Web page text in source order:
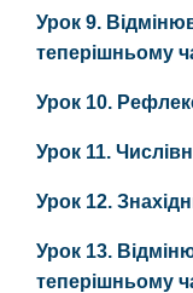
Урок 9.
теперішньому
Урок 10.
Урок 11.
Урок 12.
Урок 13.
теперішньому